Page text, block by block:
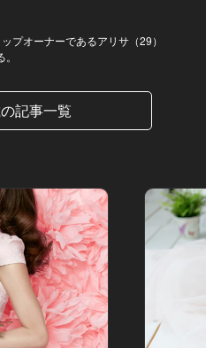
プオーナーであるアリサ（29）
記事一覧